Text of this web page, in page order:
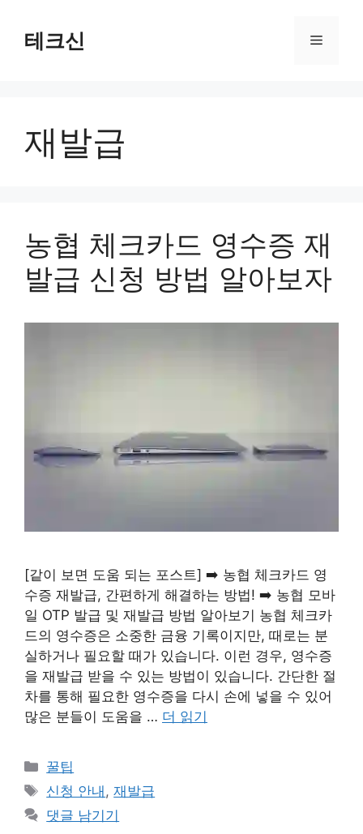
테크신 메
재발급
농협 체크카드 영수증 재
발급 신청 방법 알아보자
[같이 보면 도움 되는 포스트] ➡️ 농협 체크카드 영
수증 재발급, 간편하게 해결하는 방법! ➡️ 농협 모바
일 OTP 발급 및 재발급 방법 알아보기 농협 체크카
드의 영수증은 소중한 금융 기록이지만, 때로는 분
실하거나 필요할 때가 있습니다. 이런 경우, 영수증
을 재발급 받을 수 있는 방법이 있습니다. 간단한 절
차를 통해 필요한 영수증을 다시 손에 넣을 수 있어
많은 분들이 도움을 … 더 읽기
카
테
리
꿀팁
태
그
신청 안내 ,재발급
댓글 남기기